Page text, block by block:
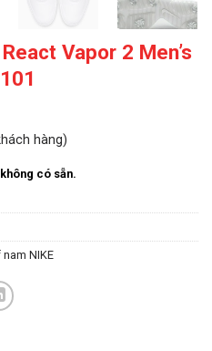
Vapor 2 Men’s
hàng)
có sẵn.
NIKE